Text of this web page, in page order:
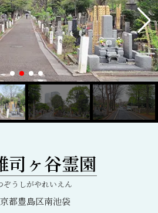
司ヶ谷霊園
ぞうしがやれいえん
都豊島区南池袋